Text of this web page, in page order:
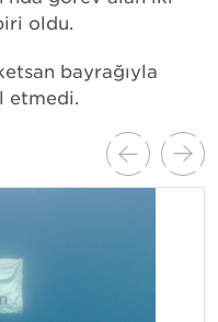
oldu.
bayrağıyla
etmedi.